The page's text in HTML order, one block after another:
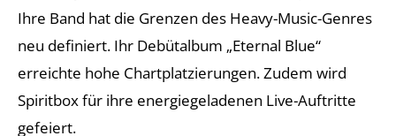
Ihre Band hat die Grenzen des Heavy-Music-Genres
neu definiert. Ihr Debütalbum „Eternal Blue“
erreichte hohe Chartplatzierungen. Zudem wird
Spiritbox für ihre energiegeladenen Live-Auftritte
gefeiert.